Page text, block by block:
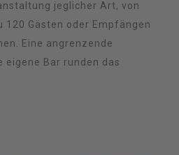
jeglicher Art, von
120 Gästen oder Empfängen
Eine angrenzende
eigene Bar runden das